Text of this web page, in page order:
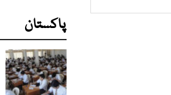
پاکستان